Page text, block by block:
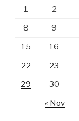
1 2
8 9
15 16
22 23
29 30
« Nov